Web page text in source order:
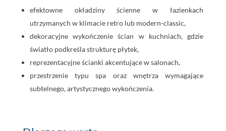
efektowne okładziny ścienne w łazienkach
utrzymanych w klimacie retro lub modern-classic,
dekoracyjne wykończenie ścian w kuchniach, gdzie
światło podkreśla strukturę płytek,
reprezentacyjne ścianki akcentujące w salonach,
przestrzenie typu spa oraz wnętrza wymagające
subtelnego, artystycznego wykończenia.